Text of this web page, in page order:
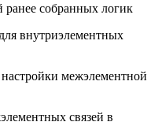
ранее собранных логик
внутриэлементных
межэлементной
связей в